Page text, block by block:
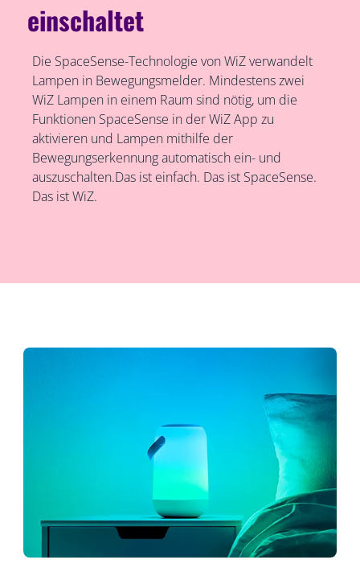
einschaltet
Die SpaceSense-Technologie von WiZ verwandelt
Lampen in Bewegungsmelder. Mindestens zwei
WiZ Lampen in einem Raum sind nötig, um die
Funktionen SpaceSense in der WiZ App zu
aktivieren und Lampen mithilfe der
Bewegungserkennung automatisch ein- und
auszuschalten.Das ist einfach. Das ist SpaceSense.
Das ist WiZ.